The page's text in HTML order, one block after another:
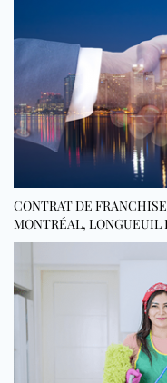
CONTRAT DE
MONTRÉAL, LONGUEUIL